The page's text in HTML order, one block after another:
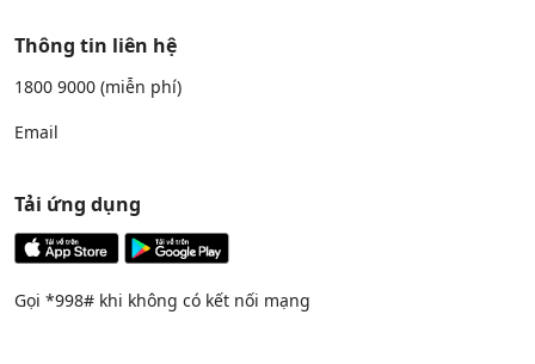
Thông tin liên hệ
1800 9000 (miễn phí)
Email
Tải ứng dụng
Gọi *998# khi không có kết nối mạng